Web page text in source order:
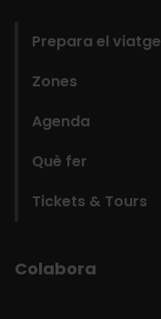
Prepara el viatge
Zones
Agenda
Què fer
Tickets & Tours
Colabora